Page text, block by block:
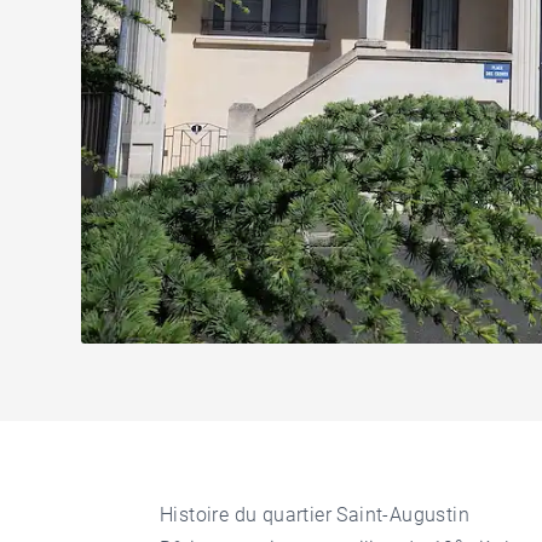
Histoire du quartier Saint-Augustin